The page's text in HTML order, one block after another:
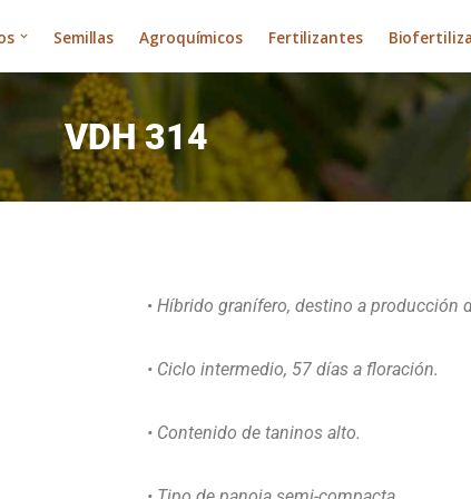
Semillas Agroquímicos Fertilizantes
VDH 314
• Híbrido granífero, destino a producción
• Ciclo intermedio, 57 días a floración.
• Contenido de taninos alto.